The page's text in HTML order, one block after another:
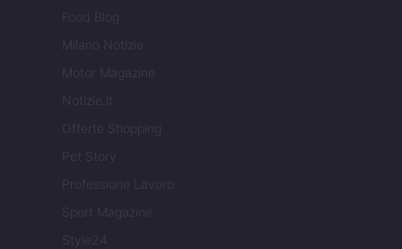
Food Blog
Milano Notizie
Motor Magazine
Notizie.it
Offerte Shopping
Pet Story
Professione Lavoro
Sport Magazine
Style24